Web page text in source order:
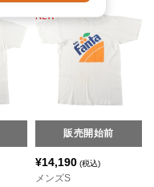
販売開始前
¥14,190 (税込)
メンズS